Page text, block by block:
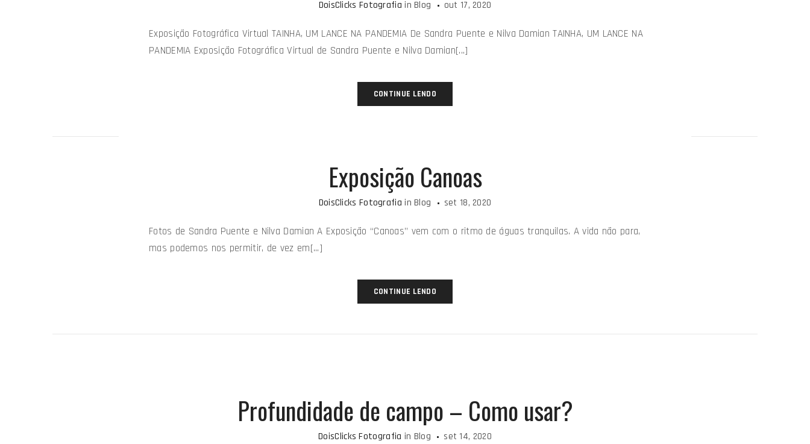
DoisClicks Fotografia inBlog out 17, 2020
Exposição Fotográfica Virtual TAINHA, UM LANCE NA PANDEMIA De Sandra Puente e Nilva Damian TAINHA, UM LANCE NA
PANDEMIA Exposição Fotográfica Virtual de Sandra Puente e Nilva Damian[...]
CONTINUE LENDO
Exposição Canoas
DoisClicks Fotografia inBlog set 18, 2020
Fotos de Sandra Puente e Nilva Damian A Exposição “Canoas” vem com o ritmo de águas tranquilas. A vida não para,
mas podemos nos permitir, de vez em[...]
CONTINUE LENDO
Profundidade de campo – Como usar?
DoisClicks Fotografia in Blog set 14, 2020